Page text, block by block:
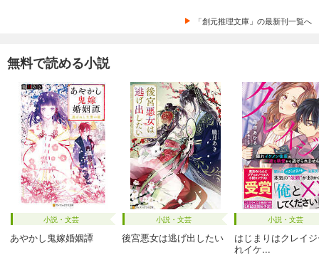
「創元推理文庫」の最新刊一覧へ
無料で読める小説
小説・文芸
あやかし鬼嫁婚姻譚
小説・文芸
後宮悪女は逃げ出したい
小説・文芸
はじまりはクレイ
れイケ...